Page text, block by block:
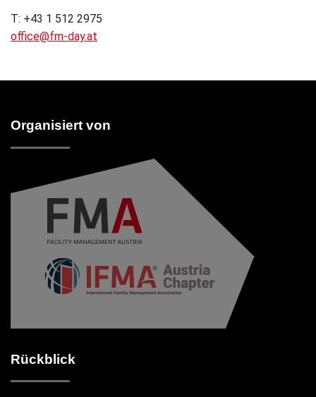
T: +43 1 512 2975
office@fm-day.at
Organisiert von
Rückblick